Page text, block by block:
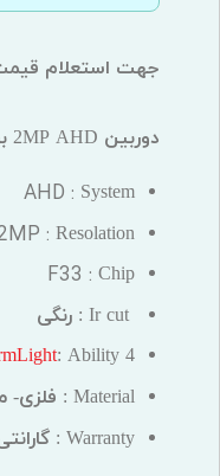
دوربین 2MP AHD برند S.vision مدل J-8261-H51
AHD : System
:Resolation
F33 :Chip
Ir cut : رنگی
4
: Ability
Material : فلزی- متوسط
Warranty : گارانتی 18 ماهه